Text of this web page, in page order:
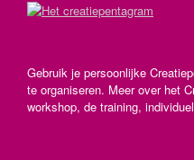
Gebruik je persoonlijke
te organiseren. Meer over het
workshop, de training,